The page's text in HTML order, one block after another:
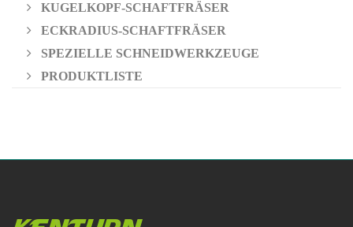
KUGELKOPF-SCHAFTFRÄSER
ECKRADIUS-SCHAFTFRÄSER
SPEZIELLE SCHNEIDWERKZEUGE
PRODUKTLISTE